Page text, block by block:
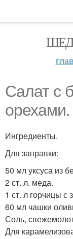
Салат с
орехами.
Ингредиенты.
Для заправки:
50 мл уксуса из
2 ст. л. меда.
1 ст. л горчицы
60 мл чашки
Соль,
Для